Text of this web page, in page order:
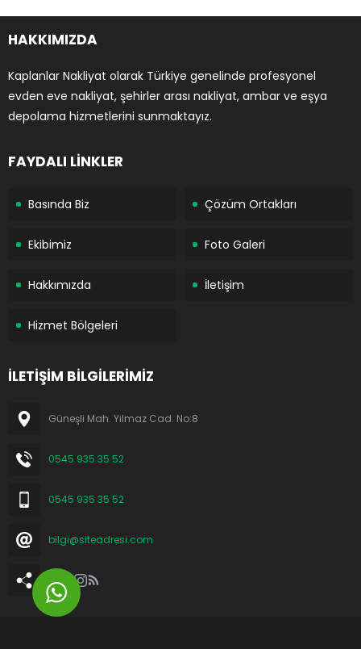
HAKKIMIZDA
Kaplanlar Nakliyat olarak Türkiye genelinde profesyonel
evden eve nakliyat, şehirler arası nakliyat, ambar ve eşya
depolama hizmetlerini sunmaktayız.
FAYDALI LİNKLER
Basında Biz Çözüm Ortakları
Ekibimiz Foto Galeri
Hakkımızda İletişim
Hizmet Bölgeleri
İLETİŞİM BİLGİLERİMİZ
Güneşli Mah. Yılmaz Cad. No:8
0545 935 35 52
0545 935 35 52
bilgi@siteadresi.com